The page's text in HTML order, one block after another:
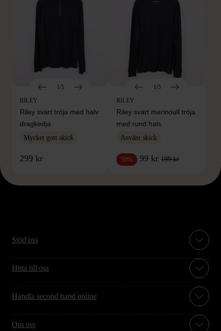
1/5
RILEY
Riley svart tröja med halv
dragkedja
Mycket gott skick
299 kr
1/5
RILEY
Riley svart merinoull tröja
med rund hals
Använt skick
50% 99 kr 199 kr
Stöd oss
Hitta till oss
Handla second hand online
Om oss